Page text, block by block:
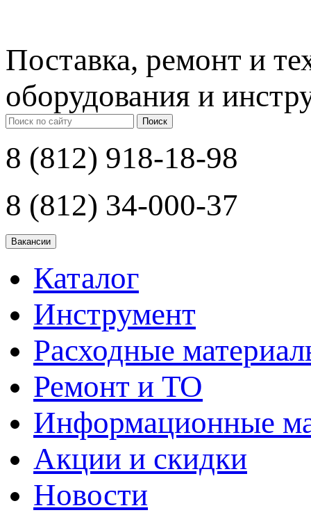
Поставка, ремонт и
оборудования и
Поиск
8 (812) 918-18-98
8 (812) 34-000-37
Каталог
Инструмент
Расходные
Ремонт и ТО
Информационные
Акции и скидки
Новости